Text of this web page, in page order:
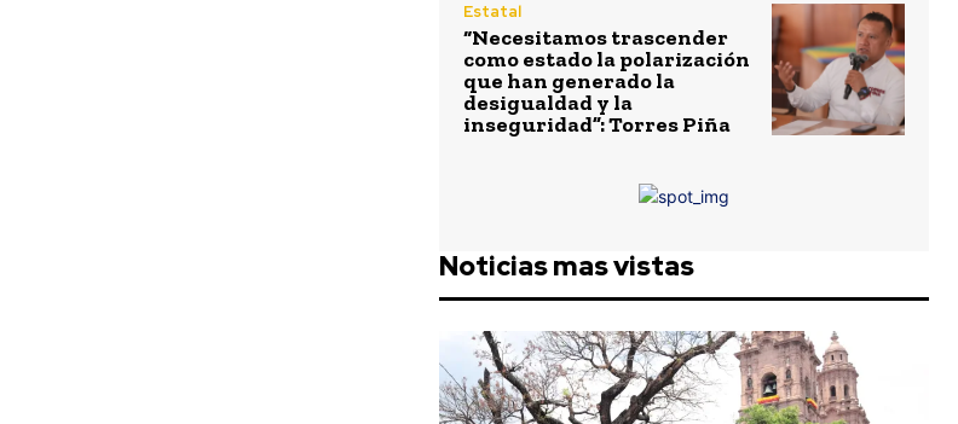
Estatal
“Necesitamos trascender
como estado la polarización
que han generado la
desigualdad y la
inseguridad”: Torres Piña
Noticias mas vistas